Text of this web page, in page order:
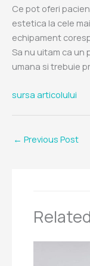
Ce pot oferi
estetica la cele
echipament
Sa nu uitam ca un
umana si trebuie
sursa articolului
← Previous Post